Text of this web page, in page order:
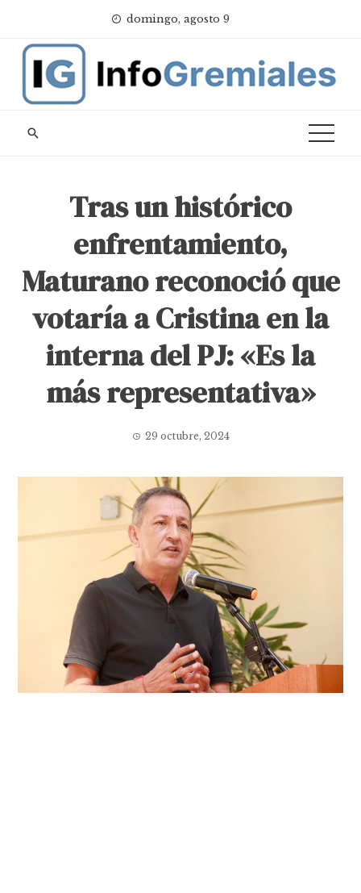
content
domingo, agosto 9
Tras un histórico
enfrentamiento,
Maturano reconoció que
votaría a Cristina en la
interna del PJ: «Es la
más representativa»
29 octubre, 2024